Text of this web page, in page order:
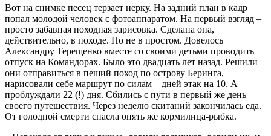
Вот на снимке песец терзает нерку. На задний план в кадр
попал молодой человек с фотоаппаратом. На первый взгляд –
просто забавная походная зарисовка. Сделана она,
действительно, в походе. Но не в простом. Довелось
Александру Терещенко вместе со своими детьми проводить
отпуск на Командорах. Было это двадцать лет назад. Решили
они отправиться в пеший поход по острову Беринга,
нарисовали себе маршрут по силам – дней этак на 10. А
проблуждали 22 (!) дня. Сбились с пути в первый же день
своего путешествия. Через неделю скитаний закончилась еда.
От голодной смерти спасла опять же кормилица-рыбка.